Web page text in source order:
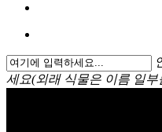
세요(외래 식물은 이름 일